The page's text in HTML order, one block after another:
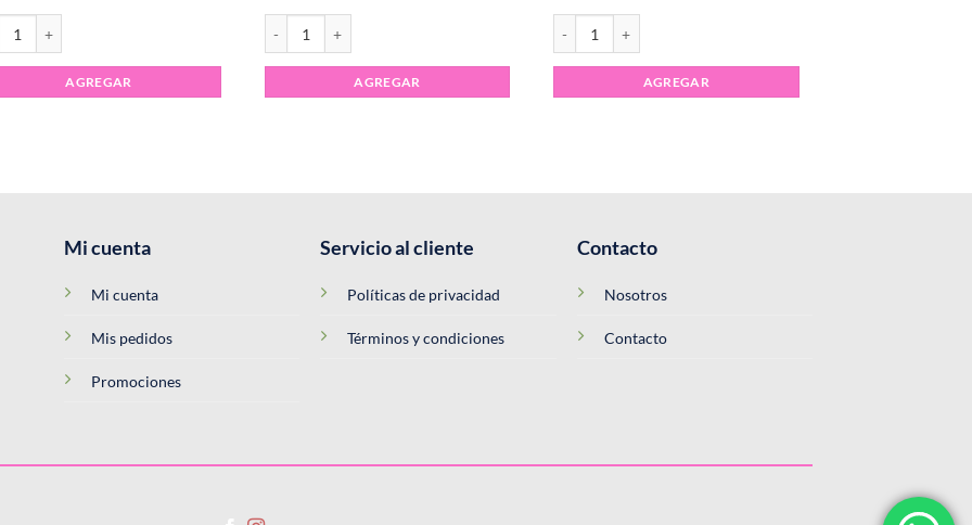
AGREGAR AGREGAR AGREGAR
Mi cuenta
Mi cuenta
Mis pedidos
Promociones
Servicio al cliente
Políticas de privacidad
Términos y condiciones
Contacto
Nosotros
Contacto